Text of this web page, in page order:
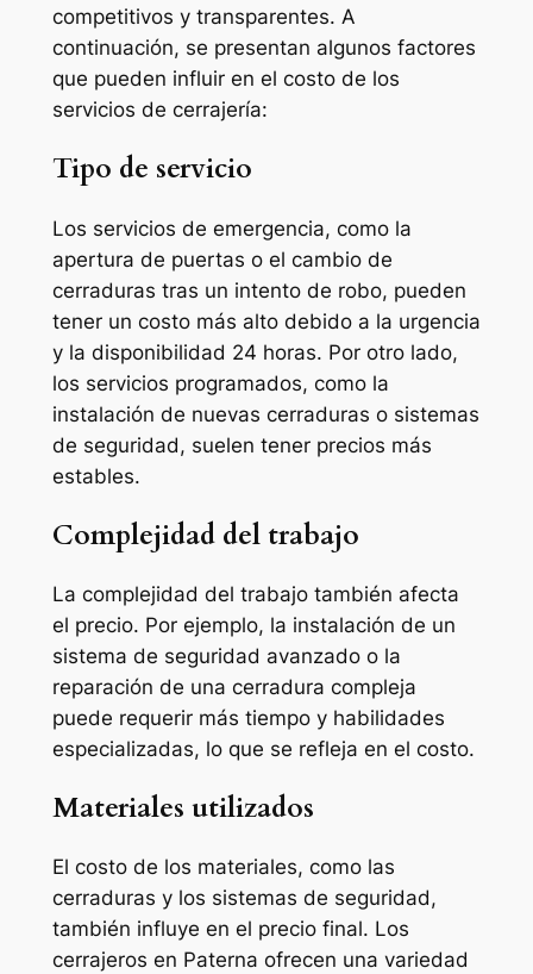
competitivos y transparentes. A
continuación, se presentan algunos factores
que pueden influir en el costo de los
servicios de cerrajería:
Tipo de servicio
Los servicios de emergencia, como la
apertura de puertas o el cambio de
cerraduras tras un intento de robo, pueden
tener un costo más alto debido a la urgencia
y la disponibilidad 24 horas. Por otro lado,
los servicios programados, como la
instalación de nuevas cerraduras o sistemas
de seguridad, suelen tener precios más
estables.
Complejidad del trabajo
La complejidad del trabajo también afecta
el precio. Por ejemplo, la instalación de un
sistema de seguridad avanzado o la
reparación de una cerradura compleja
puede requerir más tiempo y habilidades
especializadas, lo que se refleja en el costo.
Materiales utilizados
El costo de los materiales, como las
cerraduras y los sistemas de seguridad,
también influye en el precio final. Los
cerrajeros en Paterna ofrecen una variedad